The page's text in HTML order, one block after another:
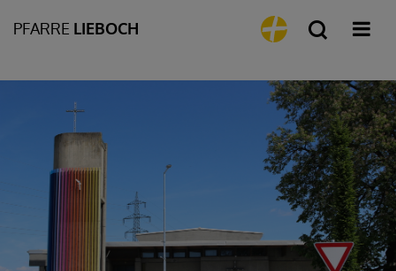
PFARRE LIEBOCH